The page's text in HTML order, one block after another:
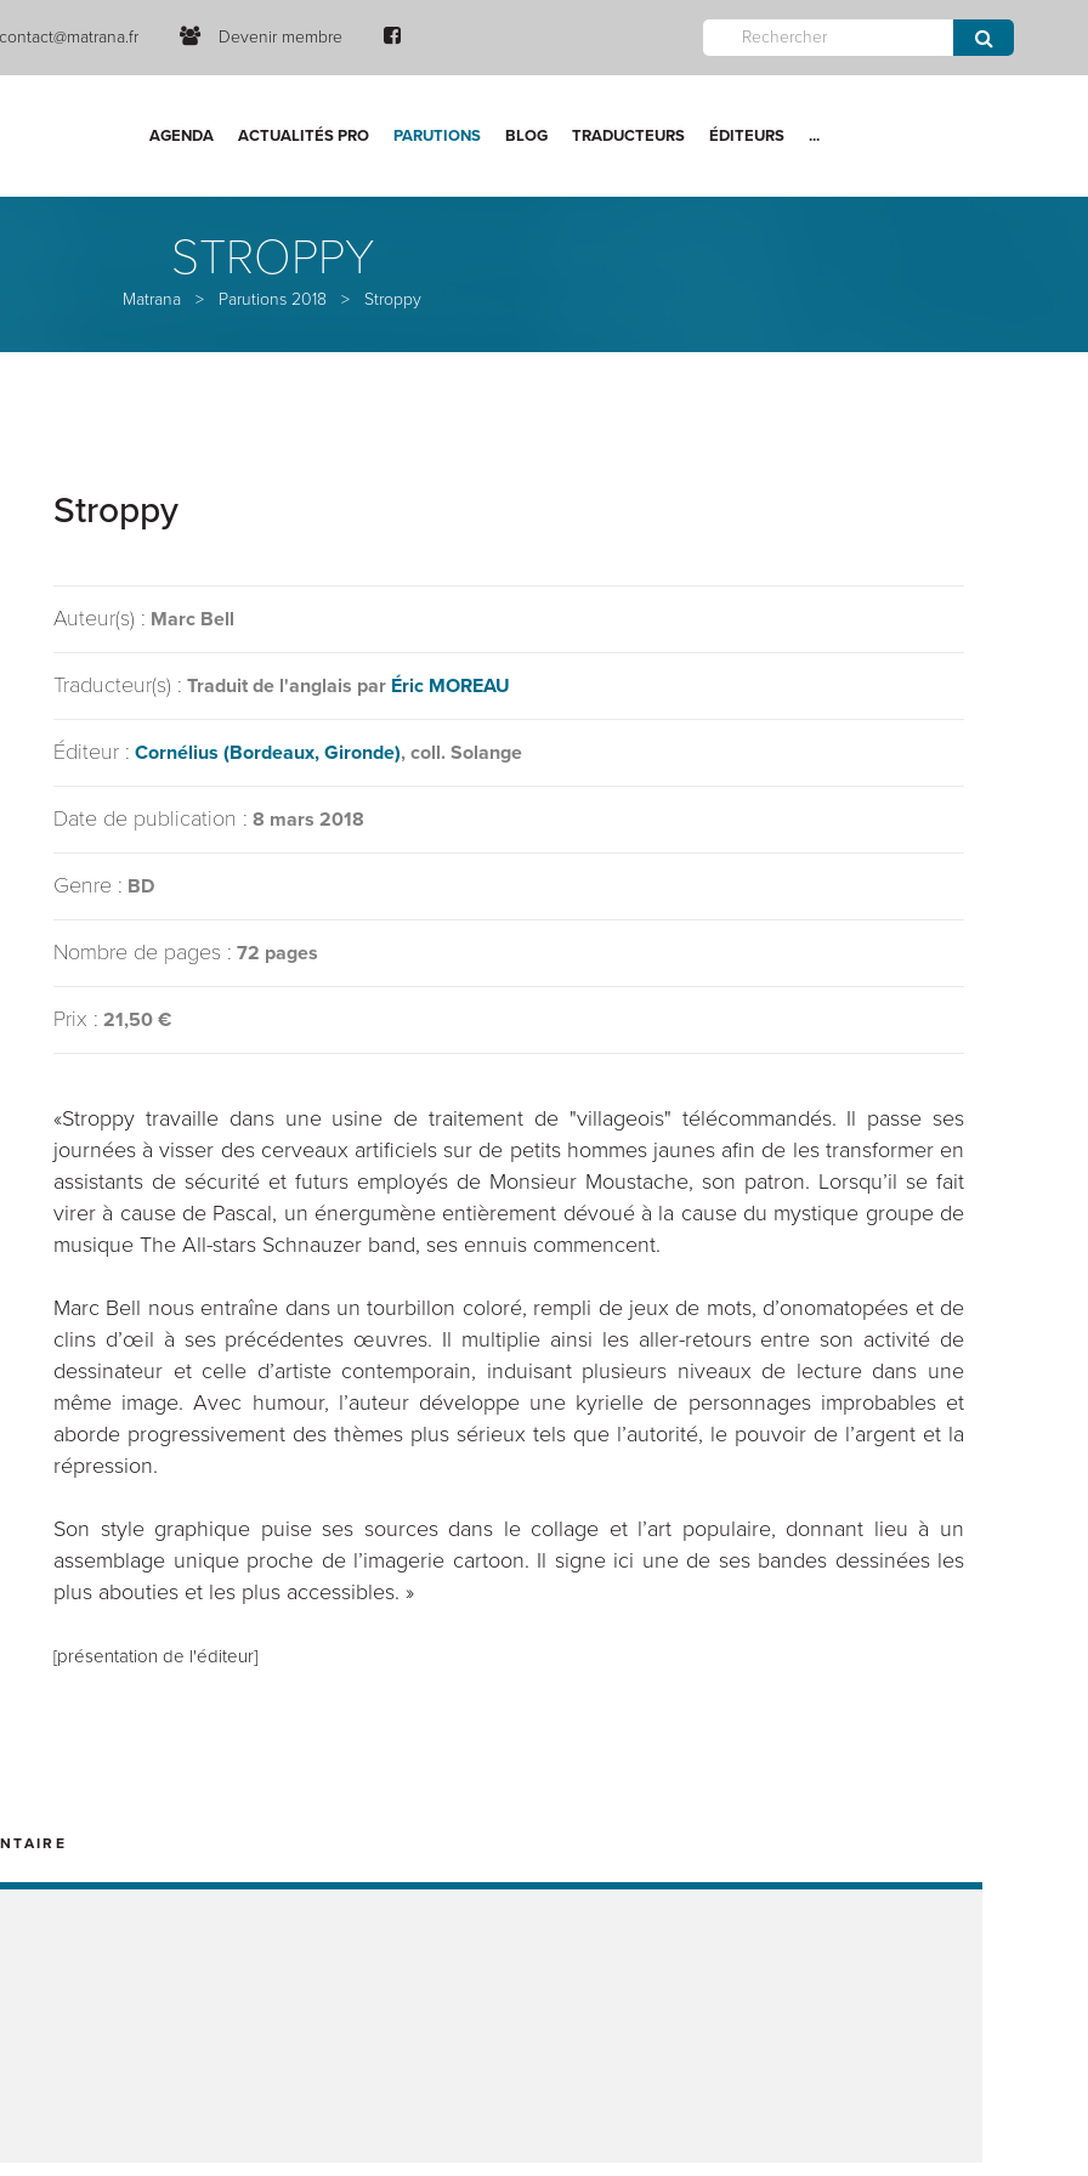
contact@matrana.fr Devenir membre
AGENDA ACTUALITÉS PRO PARUTIONS BLOG TRADUCTEURS ÉDITEURS ...
STROPPY
Matrana > Parutions 2018 > Stroppy
Stroppy
Auteur(s) : Marc Bell
Traducteur(s) : Traduit de l'anglais par Éric MOREAU
Éditeur : Cornélius (Bordeaux, Gironde), coll. Solange
Date de publication : 8 mars 2018
Genre : BD
Nombre de pages : 72 pages
Prix : 21,50 €
«Stroppy travaille dans une usine de traitement de "villageois" télécommandés. Il passe ses
journées à visser des cerveaux artificiels sur de petits hommes jaunes afin de les transformer en
assistants de sécurité et futurs employés de Monsieur Moustache, son patron. Lorsqu’il se fait
virer à cause de Pascal, un énergumène entièrement dévoué à la cause du mystique groupe de
musique The All-stars Schnauzer band, ses ennuis commencent.
Marc Bell nous entraîne dans un tourbillon coloré, rempli de jeux de mots, d’onomatopées et de
clins d’œil à ses précédentes œuvres. Il multiplie ainsi les aller-retours entre son activité de
dessinateur et celle d’artiste contemporain, induisant plusieurs niveaux de lecture dans une
même image. Avec humour, l’auteur développe une kyrielle de personnages improbables et
aborde progressivement des thèmes plus sérieux tels que l’autorité, le pouvoir de l’argent et la
répression.
Son style graphique puise ses sources dans le collage et l’art populaire, donnant lieu à un
assemblage unique proche de l’imagerie cartoon. Il signe ici une de ses bandes dessinées les
plus abouties et les plus accessibles. »
[présentation de l'éditeur]